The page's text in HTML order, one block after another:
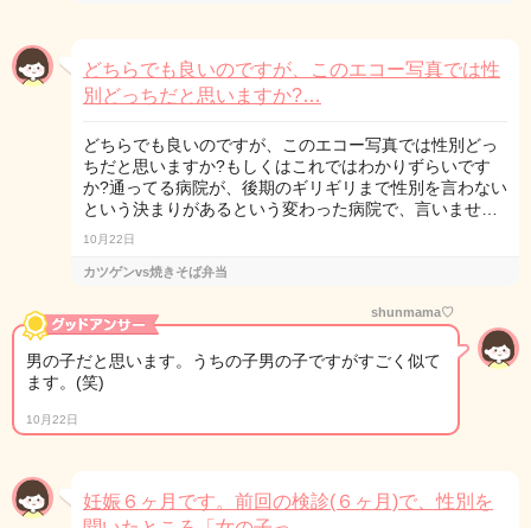
どちらでも良いのですが、このエコー写真では性
別どっちだと思いますか?…
どちらでも良いのですが、このエコー写真では性別どっ
ちだと思いますか?もしくはこれではわかりずらいです
か?通ってる病院が、後期のギリギリまで性別を言わない
という決まりがあるという変わった病院で、言いませ…
10月22日
カツゲンvs焼きそば弁当
shunmama♡
男の子だと思います。うちの子男の子ですがすごく似て
ます。(笑)
10月22日
妊娠６ヶ月です。前回の検診(６ヶ月)で、性別を